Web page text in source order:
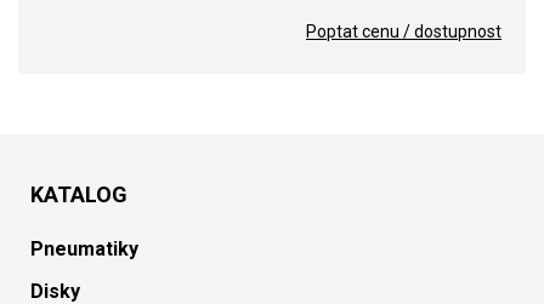
Poptat cenu / dostupnost
KATALOG
Pneumatiky
Disky